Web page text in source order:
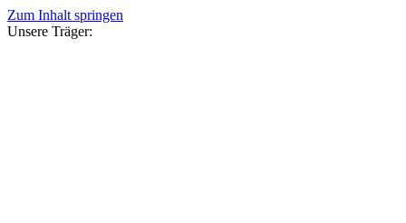
Zum Inhalt springen
Unsere Träger: